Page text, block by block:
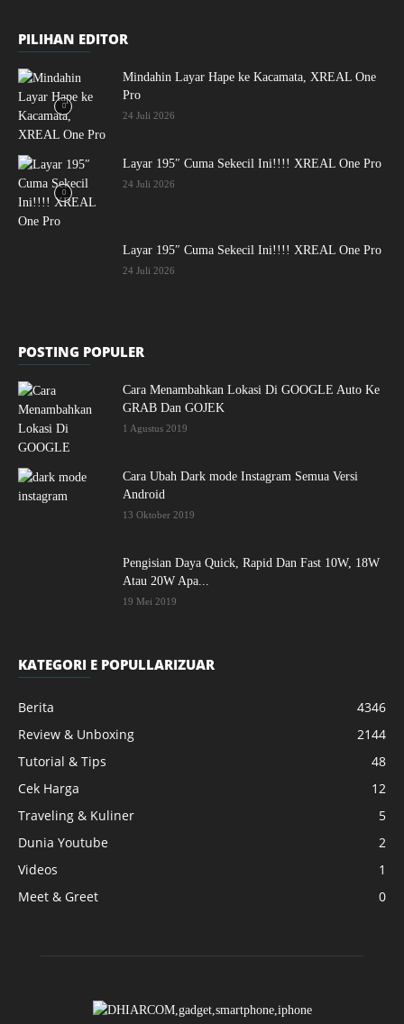
PILIHAN EDITOR
Mindahin Layar Hape ke Kacamata, XREAL One
Pro
24 Juli 2026
Layar 195″ Cuma Sekecil Ini!!!! XREAL One Pro
24 Juli 2026
Layar 195″ Cuma Sekecil Ini!!!! XREAL One Pro
24 Juli 2026
POSTING POPULER
Cara Menambahkan Lokasi Di GOOGLE Auto Ke
GRAB Dan GOJEK
1 Agustus 2019
Cara Ubah Dark mode Instagram Semua Versi
Android
13 Oktober 2019
Pengisian Daya Quick, Rapid Dan Fast 10W, 18W
Atau 20W Apa...
19 Mei 2019
KATEGORI E POPULLARIZUAR
Berita
4346
Review & Unboxing
2144
Tutorial & Tips
48
Cek Harga
12
Traveling & Kuliner
5
Dunia Youtube
2
Videos
1
Meet & Greet
0